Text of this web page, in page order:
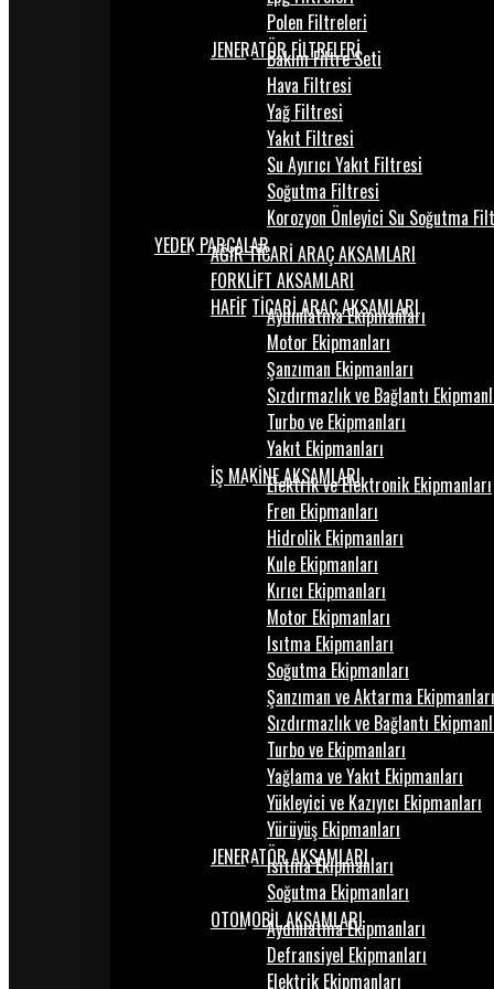
Polen Filtreleri
JENERATÖR FİLTRELERİ
Bakım Filtre Seti
Hava Filtresi
Yağ Filtresi
Yakıt Filtresi
Su Ayırıcı Yakıt Filtresi
Soğutma Filtresi
Korozyon Önleyici Su Soğutma
YEDEK PARÇALARAĞIR TİCARİ ARAÇ AKSAMLARI
FORKLİFT AKSAMLARI
HAFİF TİCARİ ARAÇ AKSAMLARI
Aydınlatma Ekipmanları
Motor Ekipmanları
Şanzıman Ekipmanları
Sızdırmazlık ve Bağlantı
Turbo ve Ekipmanları
Yakıt Ekipmanları
İŞ MAKİNE AKSAMLARI
Elektrik ve Elektronik Ekipmanları
Fren Ekipmanları
Hidrolik Ekipmanları
Kule Ekipmanları
Kırıcı Ekipmanları
Motor Ekipmanları
Isıtma Ekipmanları
Soğutma Ekipmanları
Şanzıman ve Aktarma Ekipmanları
Sızdırmazlık ve Bağlantı
Turbo ve Ekipmanları
Yağlama ve Yakıt Ekipmanları
Yükleyici ve Kazıyıcı Ekipmanları
Yürüyüş Ekipmanları
JENERATÖR AKSAMLARI
Isıtma Ekipmanları
Soğutma Ekipmanları
OTOMOBİL AKSAMLARI
Aydınlatma Ekipmanları
Defransiyel Ekipmanları
Elektrik Ekipmanları